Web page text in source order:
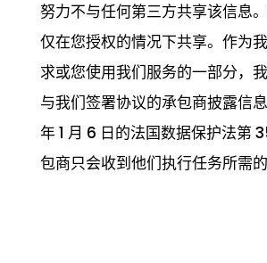
努力不与任何第三方共享该信息
仅在您授权的情况下共享。作为
求或您使用我们服务的一部分，
与我们签署协议的承包商披露信
年 1 月 6 日的法国数据保护法第
包商只会收到他们执行任务所需的